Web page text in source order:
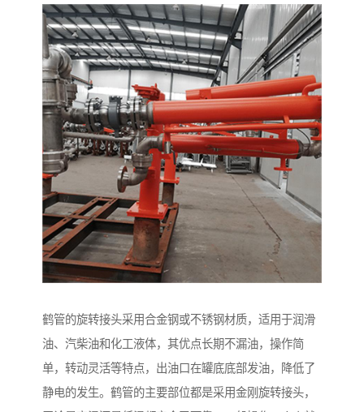
鹤管的旋转接头采用合金钢或不锈钢材质，适用于润滑
油、汽柴油和化工液体，其优点长期不漏油，操作简
单，转动灵活等特点，出油口在罐底底部发油，降低了
静电的发生。鹤管的主要部位都是采用金刚旋转接头，